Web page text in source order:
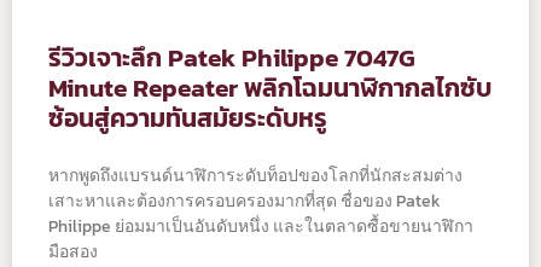
รีวิวเจาะลึก Patek Philippe 7047G
Minute Repeater พลิกโฉมนาฬิกากลไกซับ
ซ้อนสู่ความทันสมัยระดับหรู
หากพูดถึงแบรนด์นาฬิการะดับท็อปของโลกที่นักสะสมต่าง
เสาะหาและต้องการครอบครองมากที่สุด ชื่อของ Patek
Philippe ย่อมมาเป็นอันดับหนึ่ง และในตลาดซื้อขายนาฬิกา
มือสอง